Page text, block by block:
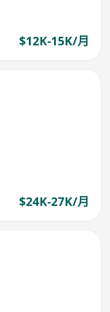
$12K-15K/月
$24K-27K/月